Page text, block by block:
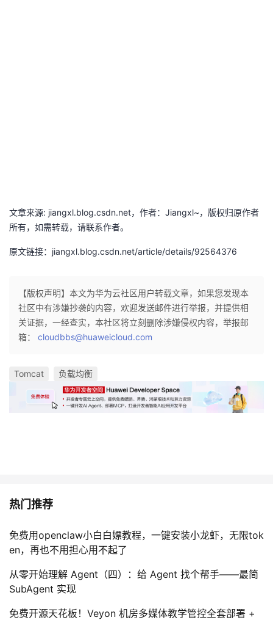
文章来源: jiangxl.blog.csdn.net，作者：Jiangxl~，版权归原作者
所有，如需转载，请联系作者。
原文链接：jiangxl.blog.csdn.net/article/details/92564376
【版权声明】本文为华为云社区用户转载文章，如果您发现本
社区中有涉嫌抄袭的内容，欢迎发送邮件进行举报，并提供相
关证据，一经查实，本社区将立刻删除涉嫌侵权内容，举报邮
箱： cloudbbs@huaweicloud.com
Tomcat 负载均衡
热门推荐
免费用openclaw小白白嫖教程，一键安装小龙虾，无限tok
en，再也不用担心用不起了
从零开始理解 Agent（四）：给 Agent 找个帮手——最简
SubAgent 实现
免费开源天花板！Veyon 机房多媒体教学管控全套部署 +